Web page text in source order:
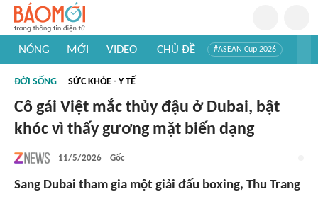
NÓNG MỚI VIDEO CHỦ ĐỀ #ASEAN Cup 2026
#Khám phá thế giới
ĐỜI SỐNG SỨC KHỎE - Y TẾ
Cô gái Việt mắc thủy đậu ở Dubai, bật
khóc vì thấy gương mặt biến dạng
11/5/2026 Gốc
Sang Dubai tham gia một giải đấu boxing, Thu Trang